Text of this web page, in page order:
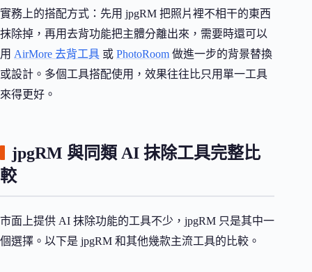
實務上的搭配方式：先用 jpgRM 把照片裡不相干的東西
抹除掉，再用去背功能把主體分離出來，需要時還可以
用 AirMore 去背工具 或 PhotoRoom 做進一步的背景替換
或設計。多個工具搭配使用，效果往往比只用單一工具
來得更好。
jpgRM 與同類 AI 抹除工具完整比
較
市面上提供 AI 抹除功能的工具不少，jpgRM 只是其中一
個選擇。以下是 jpgRM 和其他幾款主流工具的比較。